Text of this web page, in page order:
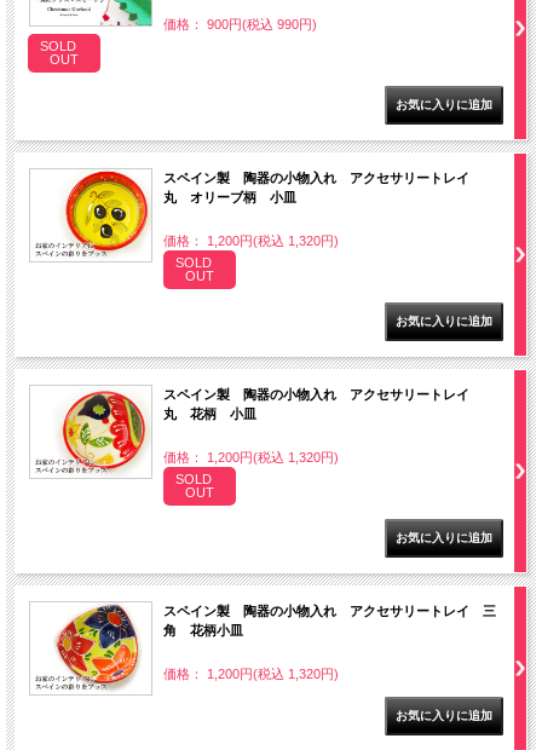
価格： 900円(税込 990円)
SOLD
OUT
スペイン製 陶器の小物入れ アクセサリートレイ
丸 オリーブ柄 小皿
価格： 1,200円(税込 1,320円)
SOLD
OUT
スペイン製 陶器の小物入れ アクセサリートレイ
丸 花柄 小皿
価格： 1,200円(税込 1,320円)
SOLD
OUT
スペイン製 陶器の小物入れ アクセサリートレイ 三
角 花柄小皿
価格： 1,200円(税込 1,320円)